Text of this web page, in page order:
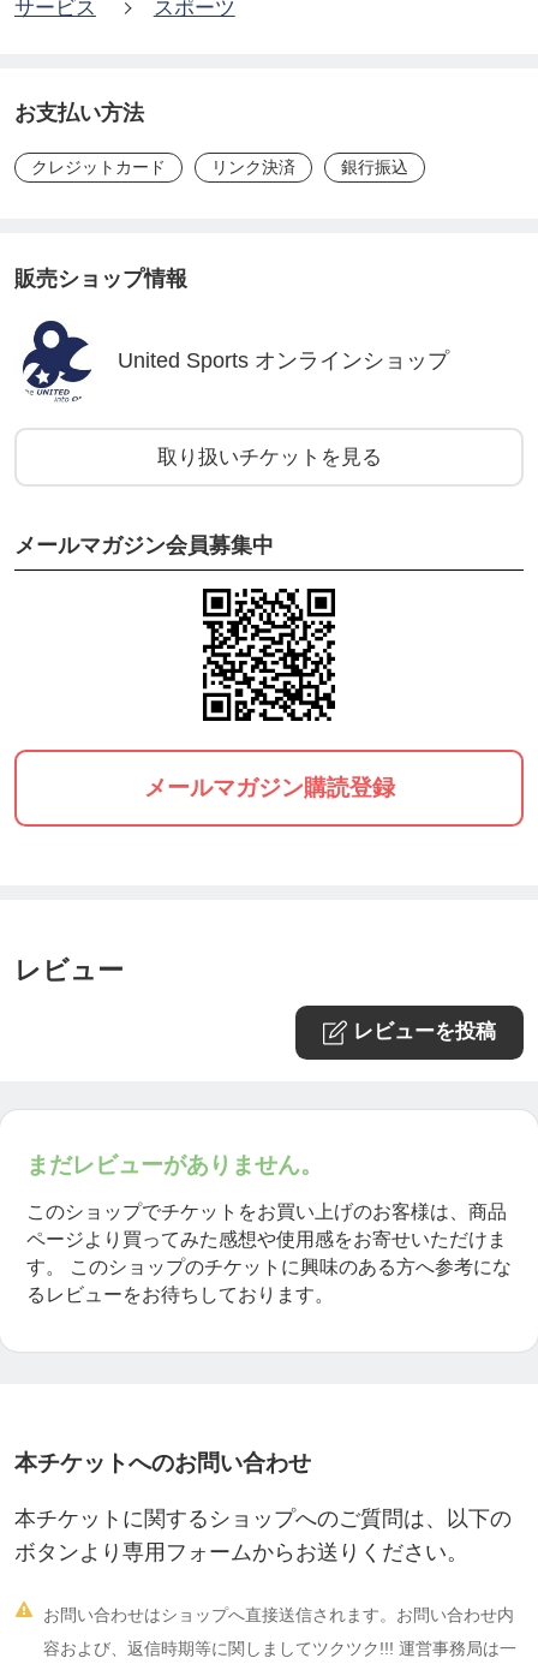
【参加費】
運動しやすい服装、屋外シューズ、飲み物（水分補
【備考】
教室に関する詳細なご説明、諸注意事項に関して
は、https://kitakarasuyama-sp.jp/lesson-season49
（北烏山体育室ホームページ）にございます「北烏
山スポーツ教室参加について」をご覧ください。
サービス スポーツ
お支払い方法
クレジットカード リンク決済 銀行振込
販売ショップ情報
United Sports オンラインショップ
取り扱いチケットを見る
メールマガジン会員募集中
メールマガジン購読登録
レビュー
レビューを投稿
まだレビューがありません。
このショップでチケットをお買い上げのお客様は、商品
ページより買ってみた感想や使用感をお寄せいただけま
す。
このショップのチケットに興味のある方へ参考にな
るレビューをお待ちしております。
本チケットへのお問い合わせ
本チケットに関するショップへのご質問は、以下の
ボタンより専用フォームからお送りください。

お問い合わせはショップへ直接送信されます。お問い合わせ内
容および、返信時期等に関しましてツクツク!!! 運営事務局は一